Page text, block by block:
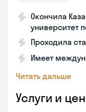
Окончила
университет
Проходила
Имеет
Читать дальше
Услуги и